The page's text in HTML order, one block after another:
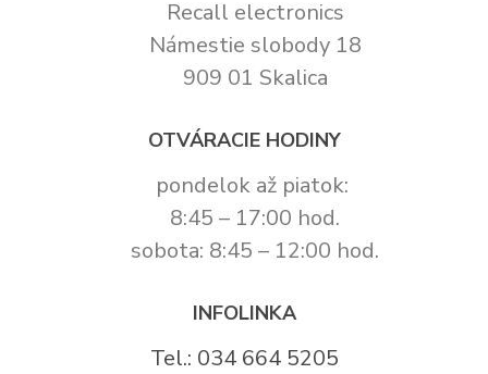
Recall electronics
Námestie slobody 18
909 01 Skalica
OTVÁRACIE HODINY
pondelok až piatok:
8:45 – 17:00 hod.
sobota: 8:45 – 12:00 hod.
INFOLINKA
Tel.: 034 664 5205